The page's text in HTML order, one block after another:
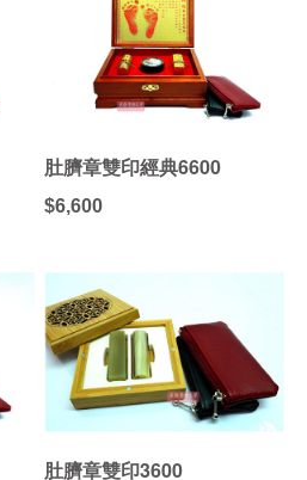
肚臍章雙印經典6600
$6,600
肚臍章雙印3600